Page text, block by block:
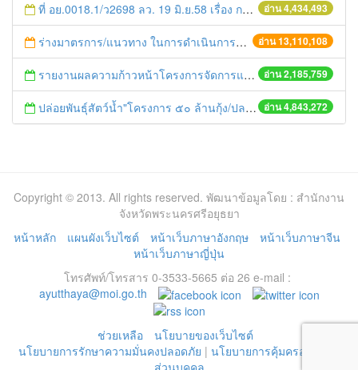
อ่าน 4,434,493
ที่ อย.0018.1/ว2698 ลว. 19 มิ.ย.58 เรื่อง การแก้ไขปัญหาหนี้สินให้แก่เกษตรกร
อ่าน 13,110,108
ร่างมาตรการ/แนวทาง ในการดำเนินการประกอบการตรวจราชการแบบบูรณาการ
อ่าน 2,185,759
รายงานผลความก้าวหน้าโครงการจัดการแก้ไขปัญหาขยะ สัปดาห์ที่ 9/2558
อ่าน 4,843,272
ปล่อยพันธุ์สัตว์น้ำ"โครงการ ๕๐ ล้านกุ้ง/ปลา ฟื้นชีวิตใหม่ให้เจ้าพระยา
Copyright © 2013. All rights reserved. พัฒนาข้อมูลโดย : สำนักงาน
จังหวัดพระนครศรีอยุธยา
หน้าหลัก
แผนผังเว็บไซต์ หน้าเว็บภาษาอังกฤษ
หน้าเว็บภาษาจีน
หน้าเว็บภาษาญี่ปุ่น
โทรศัพท์/โทรสาร 0-3533-5665 ต่อ 26 e-mail :
ayutthaya@moi.go.th
ช่วยเหลือ
นโยบายของเว็บไซต์
นโยบายการรักษาความมั่นคงปลอดภัย | นโยบายการคุ้มครองข้อมูล